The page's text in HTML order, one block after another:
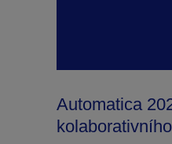
Automatica